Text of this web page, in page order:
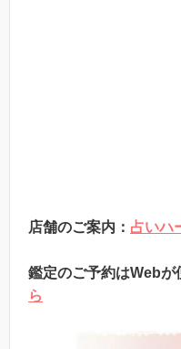
店舗のご案内： 占いハ
鑑定のご予約はWeb
ら